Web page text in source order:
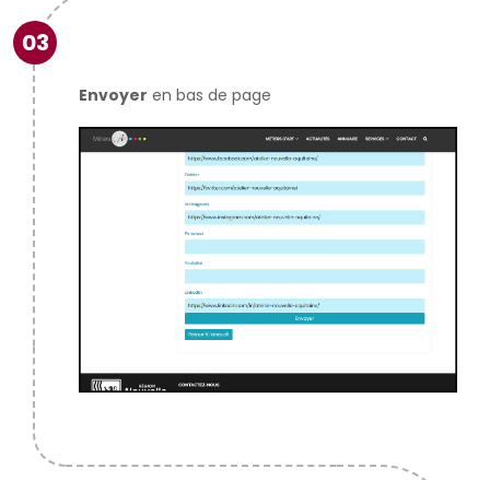
03
Envoyer en bas de page